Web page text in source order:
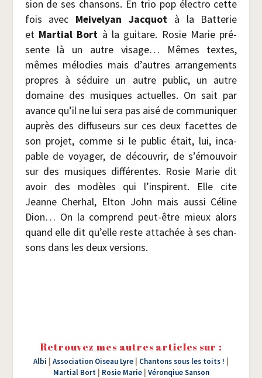
sion de ses chan­sons. En trio pop élec­tro cette
fois avec Mei­ve­lyan Jac­quot à la Bat­te­rie
et Mar­tial Bort à la gui­tare. Rosie Marie pré­
sente là un autre visage… Mêmes textes,
mêmes mélo­dies mais d’autres arran­ge­ments
propres à séduire un autre public, un autre
domaine des musiques actuelles. On sait par
avance qu’il ne lui sera pas aisé de com­mu­ni­quer
auprès des dif­fu­seurs sur ces deux facettes de
son pro­jet, comme si le public était, lui, inca­
pable de voya­ger, de décou­vrir, de s’émouvoir
sur des musiques dif­fé­rentes. Rosie Marie dit
avoir des modèles qui l’inspirent. Elle cite
Jeanne Che­rhal, Elton John mais aus­si Céline
Dion… On la com­prend peut-être mieux alors
quand elle dit qu’elle reste atta­chée à ses chan­
sons dans les deux versions.
Retrouvez mes autres articles sur :
Albi Association Oiseau Lyre Chantons sous les toits !
Martial Bort| Rosie Marie| Véronqiue Sanson